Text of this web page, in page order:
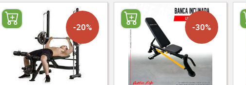
-20% -30%